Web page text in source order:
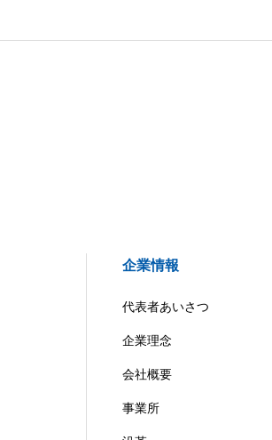
企業情報
代表者あいさつ
企業理念
会社概要
事業所